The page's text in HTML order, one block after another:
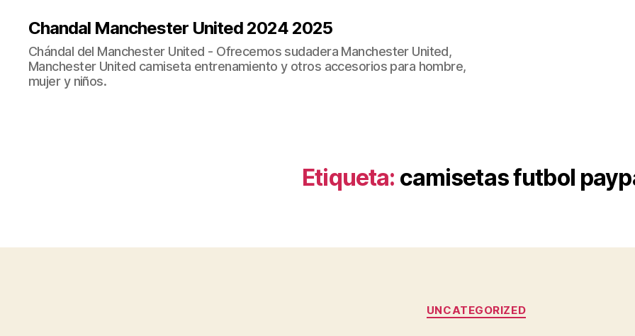
Chandal Manchester United 2024 2025
Chándal del Manchester United - Ofrecemos sudadera Manchester United,
Manchester United camiseta entrenamiento y otros accesorios para hombre,
mujer y niños.
Etiqueta: camisetas futbol
Categorías
UNCATEGORIZED